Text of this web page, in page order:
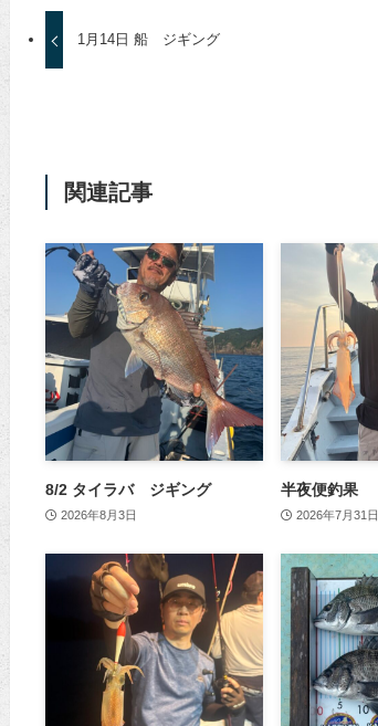
1月14日 船 ジギング
関連記事
8/2 タイラバ ジギング
2026年8月3日
半夜便釣果
2026年7月31日